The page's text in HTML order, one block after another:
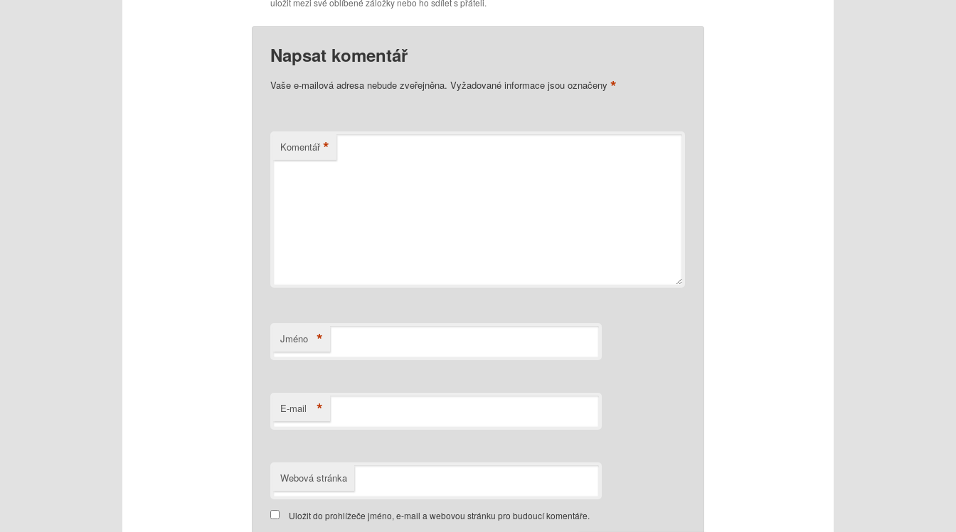
Napsat komentář
Vaše e-mailová adresa nebude zveřejněna. Vyžadované informace jsou označeny *
Komentář *
Jméno *
E-mail *
Webová stránka
Uložit do prohlížeče jméno, e-mail a webovou stránku pro budoucí komentáře.